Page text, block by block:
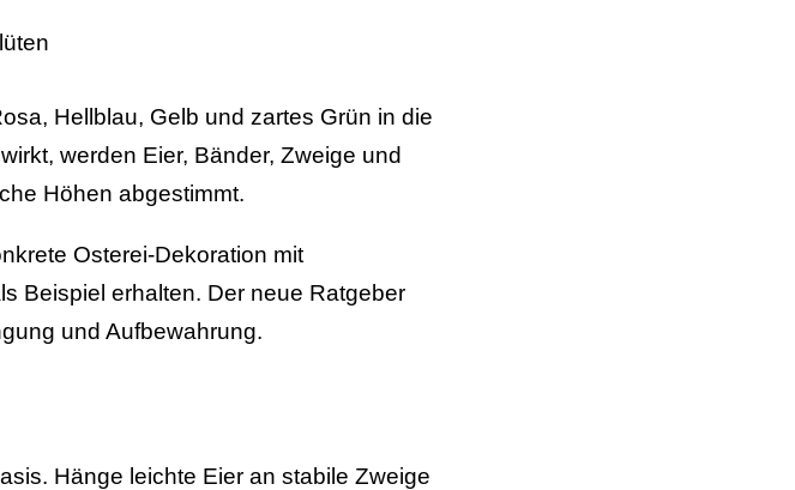
Hellblau, Gelb und zartes Grün in die
werden Eier, Bänder, Zweige und
Höhen abgestimmt.
Osterei-Dekoration mit
Beispiel erhalten. Der neue Ratgeber
und Aufbewahrung.
Hänge leichte Eier an stabile Zweige